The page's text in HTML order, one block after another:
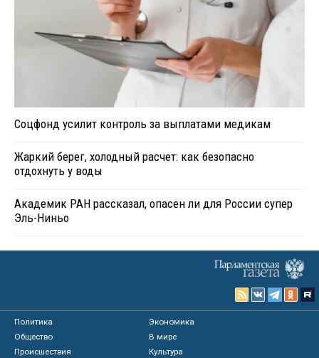
Соцфонд усилит контроль за выплатами медикам
Жаркий берег, холодный расчет: как безопасно
отдохнуть у воды
Академик РАН рассказал, опасен ли для России супер
Эль-Ниньо
Политика
Экономика
Общество
В мире
Происшествия
Культура